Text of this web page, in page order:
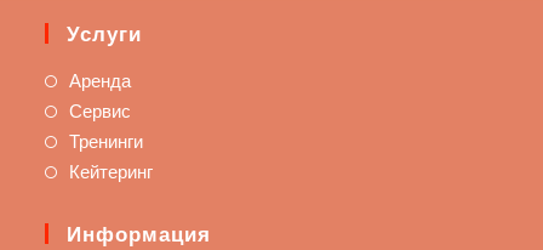
Услуги
Аренда
Сервис
Тренинги
Кейтеринг
Информация